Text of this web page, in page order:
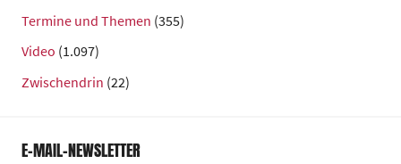
Termine und Themen (355)
Video (1.097)
Zwischendrin (22)
E-MAIL-NEWSLETTER